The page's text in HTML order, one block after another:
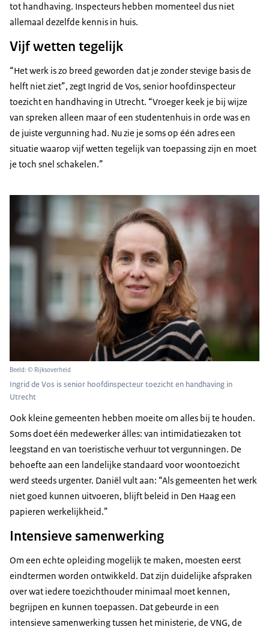
tot handhaving. Inspecteurs hebben momenteel dus niet
allemaal dezelfde kennis in huis.
Vijf wetten tegelijk
“Het werk is zo breed geworden dat je zonder stevige basis de
helft niet ziet”, zegt Ingrid de Vos, senior hoofdinspecteur
toezicht en handhaving in Utrecht. “Vroeger keek je bij wijze
van spreken alleen maar of een studentenhuis in orde was en
de juiste vergunning had. Nu zie je soms op één adres een
situatie waarop vijf wetten tegelijk van toepassing zijn en moet
je toch snel schakelen.”
Beeld: © Rijksoverheid
Ingrid de Vos is senior hoofdinspecteur toezicht en handhaving in
Utrecht
Ook kleine gemeenten hebben moeite om alles bij te houden.
Soms doet één medewerker álles: van intimidatiezaken tot
leegstand en van toeristische verhuur tot vergunningen. De
behoefte aan een landelijke standaard voor woontoezicht
werd steeds urgenter. Daniël vult aan: “Als gemeenten het werk
niet goed kunnen uitvoeren, blijft beleid in Den Haag een
papieren werkelijkheid.”
Intensieve samenwerking
Om een echte opleiding mogelijk te maken, moesten eerst
eindtermen worden ontwikkeld. Dat zijn duidelijke afspraken
over wat iedere toezichthouder minimaal moet kennen,
begrijpen en kunnen toepassen. Dat gebeurde in een
intensieve samenwerking tussen het ministerie, de VNG, de